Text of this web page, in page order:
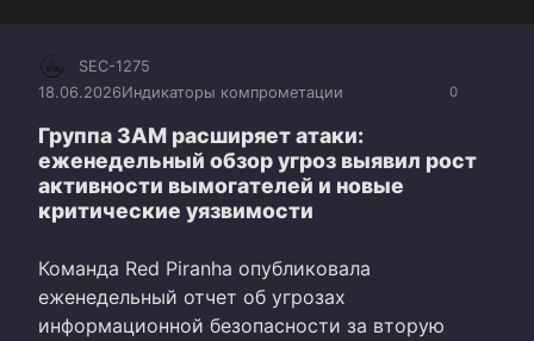
0
SEC-1275
18.06.2026Индикаторы компрометации
Группа 3AM расширяет атаки:
еженедельный обзор угроз выявил рост
активности вымогателей и новые
критические уязвимости
Команда Red Piranha опубликовала
еженедельный отчет об угрозах
информационной безопасности за вторую